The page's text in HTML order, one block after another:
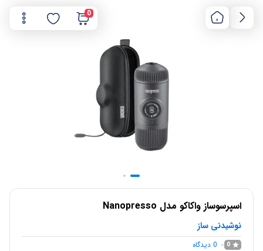
0
اسپرسوساز واکاکو مدل Nanopresso
نوشیدنی ساز
0
0 دیدگاه